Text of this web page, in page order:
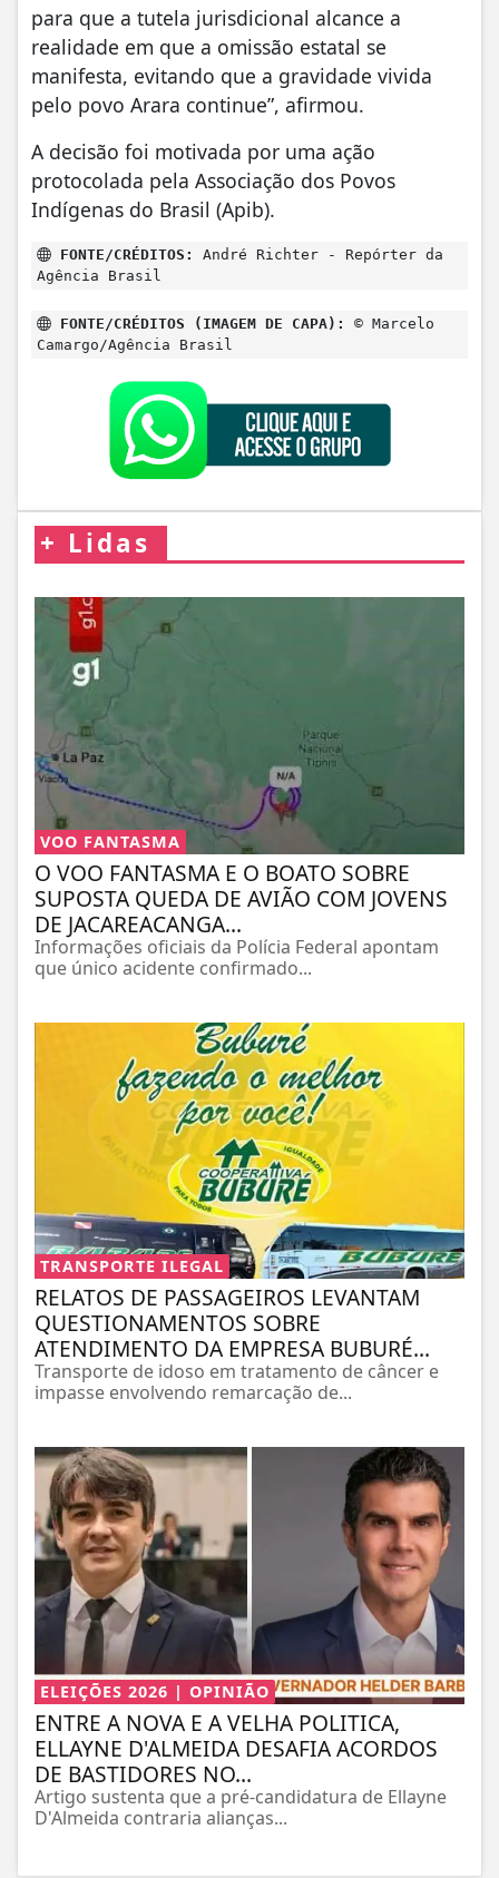
para que a tutela jurisdicional alcance a
realidade em que a omissão estatal se
manifesta, evitando que a gravidade vivida
pelo povo Arara continue”, afirmou.
A decisão foi motivada por uma ação
protocolada pela Associação dos Povos
Indígenas do Brasil (Apib).
FONTE/CRÉDITOS:
André Richter - Repórter da
Agência Brasil
FONTE/CRÉDITOS (IMAGEM DE CAPA):
© Marcelo
Camargo/Agência Brasil
+ Lidas
VOO FANTASMA
O VOO FANTASMA E O BOATO SOBRE
SUPOSTA QUEDA DE AVIÃO COM JOVENS
DE JACAREACANGA...
Informações oficiais da Polícia Federal apontam
que único acidente confirmado...
TRANSPORTE ILEGAL
RELATOS DE PASSAGEIROS LEVANTAM
QUESTIONAMENTOS SOBRE
ATENDIMENTO DA EMPRESA BUBURÉ...
Transporte de idoso em tratamento de câncer e
impasse envolvendo remarcação de...
ELEIÇÕES 2026 | OPINIÃO
ENTRE A NOVA E A VELHA POLITICA,
ELLAYNE D'ALMEIDA DESAFIA ACORDOS
DE BASTIDORES NO...
Artigo sustenta que a pré-candidatura de Ellayne
D'Almeida contraria alianças...